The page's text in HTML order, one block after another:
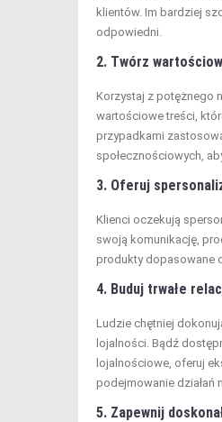
klientów. Im bardziej
odpowiedni.
2. Twórz
Korzystaj z potężnego
wartościowe treści,
przypadkami
społecznościowych,
3. Oferuj
Klienci oczekują
swoją komunikację,
produkty dopasowane
4. Buduj trwałe
Ludzie chętniej
lojalności. Bądź
lojalnościowe, oferuj
podejmowanie działań
5. Zapewnij